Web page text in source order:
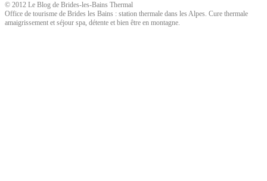
© 2012 Le Blog de Brides-les-Bains Thermal
Office de tourisme de Brides les Bains : station thermale dans les Alpes. Cure thermale
amaigrissement et séjour spa, détente et bien être en montagne.